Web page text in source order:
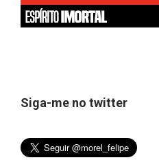
Siga-me no twitter